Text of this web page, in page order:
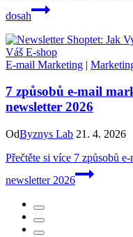
dosah
E-mail Marketing |
7 způsobů e-mail
newsletter 2026
OdByznys Lab 21. 4. 2026
Přečtěte si více 7 způsobů
newsletter 2026